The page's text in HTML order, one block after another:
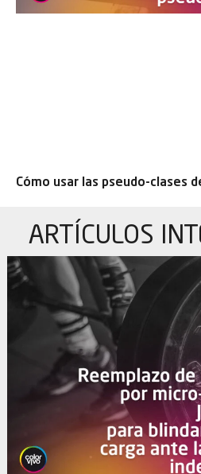
Cómo usar las pseudo-clases
ARTÍCULOS